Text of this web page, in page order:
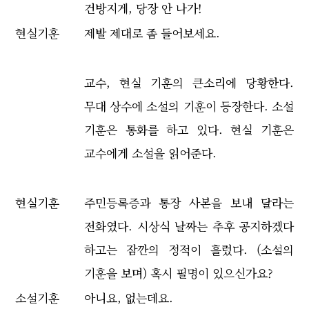
건방지게, 당장 안 나가!
현실기훈
제발 제대로 좀 들어보세요.
교수, 현실 기훈의 큰소리에 당황한다.
무대 상수에 소설의 기훈이 등장한다. 소설
기훈은 통화를 하고 있다. 현실 기훈은
교수에게 소설을 읽어준다.
현실기훈
주민등록증과 통장 사본을 보내 달라는
전화였다. 시상식 날짜는 추후 공지하겠다
하고는 잠깐의 정적이 흘렀다. (소설의
기훈을 보며) 혹시 필명이 있으신가요?
소설기훈
아니요, 없는데요.